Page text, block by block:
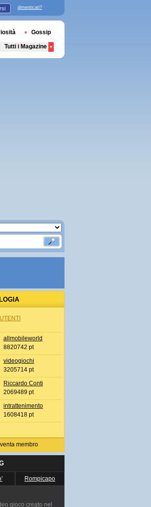
allmobileworld
8820742 pt
videogiochi
3205714 pt
Riccardo Conti
2069489 pt
intrattenimento
1608418 pt
membro
Rompicapo
gioco creato nel
dimenticati?
Gossip
Tutti i Magazine